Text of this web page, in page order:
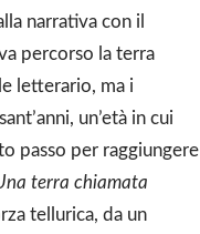
narrativa con il
percorso la terra
letterario, ma i
un’età in cui
passo per raggiungere
terra chiamata
tellurica, da un